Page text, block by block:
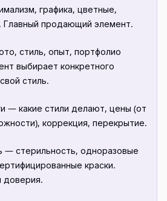
графика, цветные,
Главный продающий элемент.
стиль, опыт, портфолио
выбирает конкретного
стиль.
— какие стили делают, цены (от
коррекция, перекрытие.
— стерильность, одноразовые
краски.
доверия.